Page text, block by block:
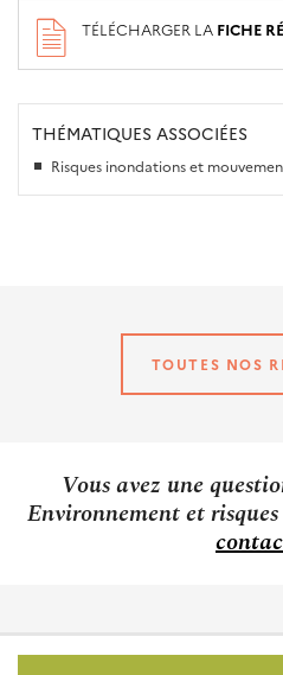
TÉLÉCHARGER LA FICHE
THÉMATIQUES ASSOCIÉES
Risques inondations et
TOUTES NOS
Vous avez une
Environnement et
Pied